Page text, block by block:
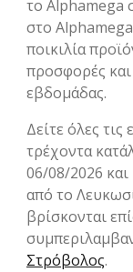
το Alphamega
στο
ποικιλία
προσφορές και
εβδομάδας.
Δείτε όλες
τρέχοντα
06/08/2026 και
από το
βρίσκονται
Στρόβολος.